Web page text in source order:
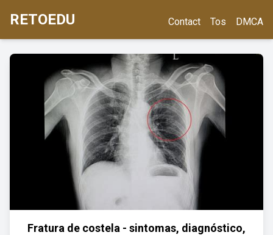
RETOEDU Contact Tos DMCA
Fratura de costela - sintomas, diagnóstico,